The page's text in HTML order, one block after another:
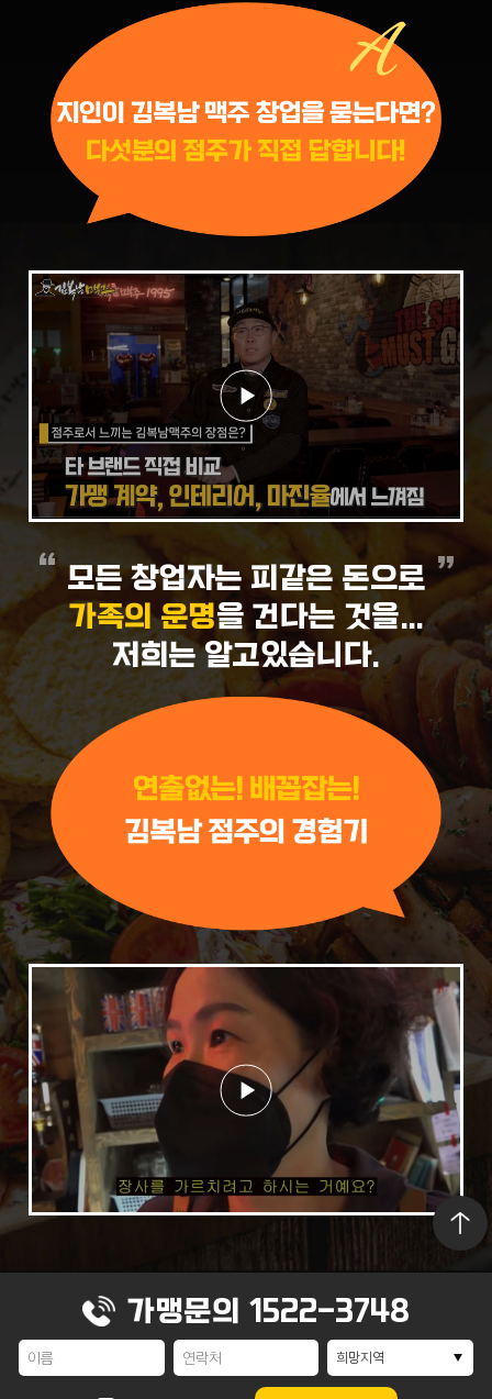
모든 창업자는 피같은 돈으로
가족의 운명을 건다는 것을...
저희는 알고있습니다.
가맹문의 1522-3748
상호명 : ㈜맛쎈푸드
대표 : 김수진
대표전화 : 1522-3748
주소: 경기도 성남시 분당구 이매로 78-5 2F
사업자번호: 102-87-01024